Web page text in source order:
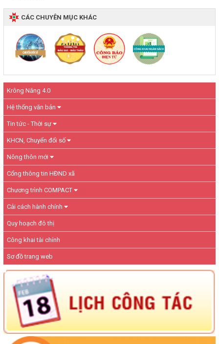
Krông Năng 4.0
Hệ thống văn bản
Tin tức - Thời sự
KHCN, Chuyển đổi số
Nông thôn mới
Cổng thông tin HĐND xã
Chương trình COMPACT
Cải cách hành chính
Quy hoạch đô thị
Công khai tài chính
Sơ đồ trang web
CÁC CHUYÊN MỤC KHÁC